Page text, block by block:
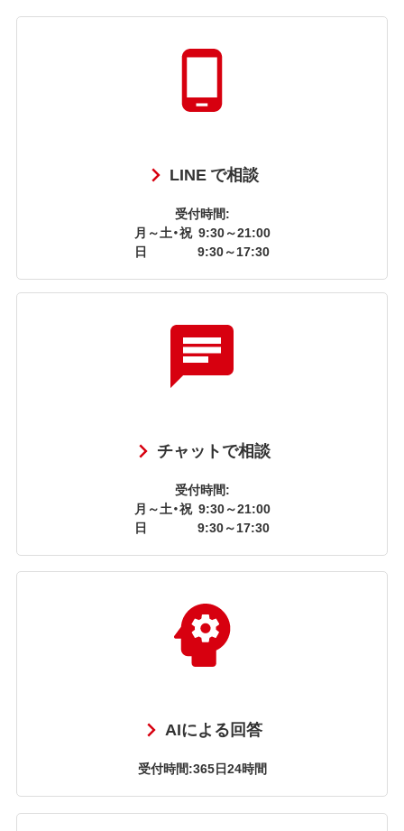
LINE で相談
受付時間:
月～土・祝 9:30～21:00
日
9:30～17:30
チャットで相談
受付時間:
月～土・祝 9:30～21:00
日
9:30～17:30
AIによる回答
受付時間:365日24時間